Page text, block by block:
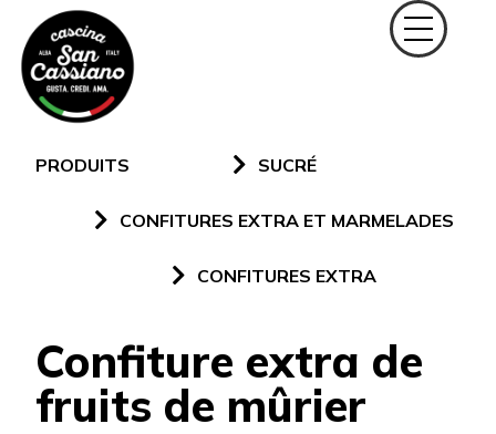
PRODUITS SUCRÉ
CONFITURES EXTRA ET MARMELADES
CONFITURES EXTRA
Confiture extra de
fruits de mûrier